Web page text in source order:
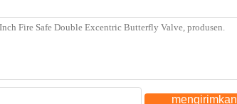
mengirimkan